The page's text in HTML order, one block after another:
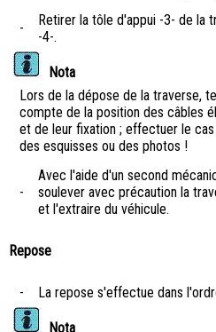
-
Retirer la tôle d'appui -3- de la
-4-.
Nota
Lors de la dépose de la traverse,
compte de la position des câbles
et de leur fixation ; effectuer le
des esquisses ou des photos !
-
Avec l'aide d'un second
soulever avec précaution la
et l'extraire du véhicule.
Repose
- La repose s'effectue dans
Nota